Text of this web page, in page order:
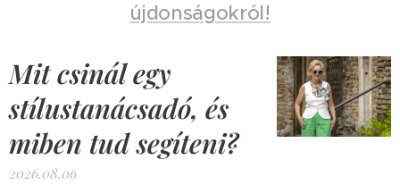
újdonságokról!
Mit csinál egy
stílustanácsadó, és
miben tud segíteni?
2026.08.06